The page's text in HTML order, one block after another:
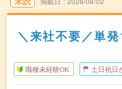
＼来社不要／単
職種未経験OK 土日祝日